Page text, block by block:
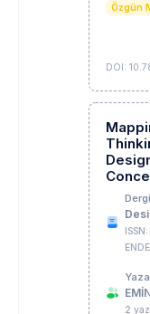
Özgün
DOI:
2